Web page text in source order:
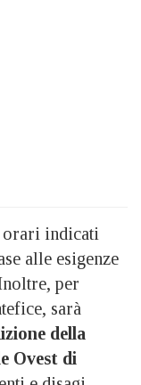
indicati
alle esigenze
per
sarà
della
Ovest di